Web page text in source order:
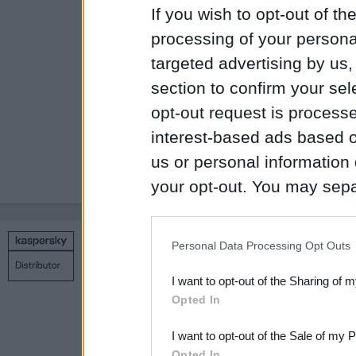
If you wish to opt-out of
processing of your
targeted advertising by
section to confirm your
opt-out request is
interest-based ads based
us or personal
your opt-out. You may
Downstream Participants
third parties.
Please note that this
Personal Data Processing Opt Outs
I want to opt-out of the Sharing of
Opted In
I want to opt-out of the Sale of my
anulēts.
Lūdzu,
Pārliecinieties
pretējā
Pasūtījums
Copyright © 1998 – 2026 SIA Datoru drošības tehnoloģijas